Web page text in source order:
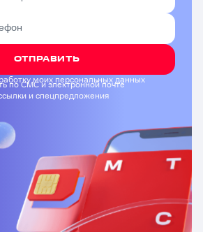
ОТПРАВИТЬ
моих персональных данных
по СМС и электронной почте
и спецпредложения